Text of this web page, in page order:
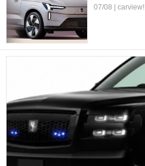
07/08 | carview!